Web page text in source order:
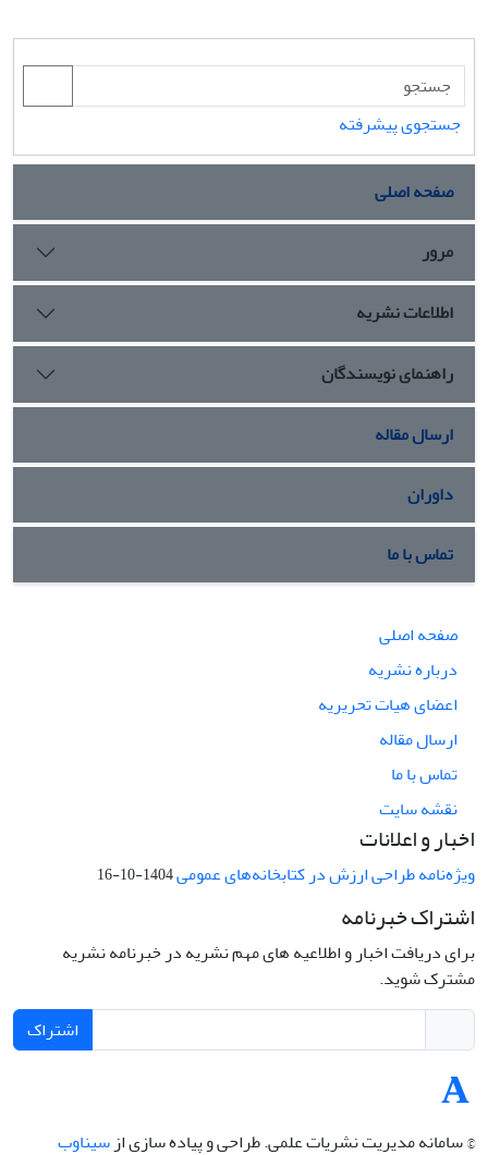
جستجوی پیشرفته
صفحه اصلی
مرور
اطلاعات نشریه
راهنمای نویسندگان
ارسال مقاله
داوران
تماس با ما
صفحه اصلی
درباره نشریه
اعضای هیات تحریریه
ارسال مقاله
تماس با ما
نقشه سایت
اخبار و اعلانات
ویژه‌نامه طراحی ارزش در کتابخانه‌های عمومی1404-10-16
اشتراک خبرنامه
برای دریافت اخبار و اطلاعیه های مهم نشریه در خبرنامه نشریه
مشترک شوید.
اشتراک
© سامانه مدیریت نشریات علمی.طراحی و پیاده سازی از سیناوب